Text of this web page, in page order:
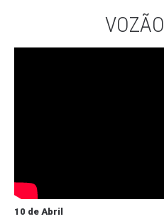
VOZÃO
10 de Abril